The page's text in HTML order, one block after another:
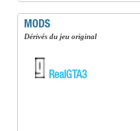
MODS
Dérivés du jeu original
RealGTA3